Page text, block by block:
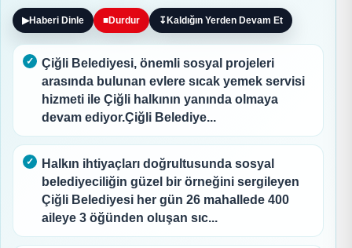
▶Haberi Dinle ■Durdur ↧ Kaldığın Yerden Devam Et
Çiğli Belediyesi, önemli sosyal projeleri
arasında bulunan evlere sıcak yemek servisi
hizmeti ile Çiğli halkının yanında olmaya
devam ediyor.Çiğli Belediye...
Halkın ihtiyaçları doğrultusunda sosyal
belediyeciliğin güzel bir örneğini sergileyen
Çiğli Belediyesi her gün 26 mahallede 400
aileye 3 öğünden oluşan sıc...